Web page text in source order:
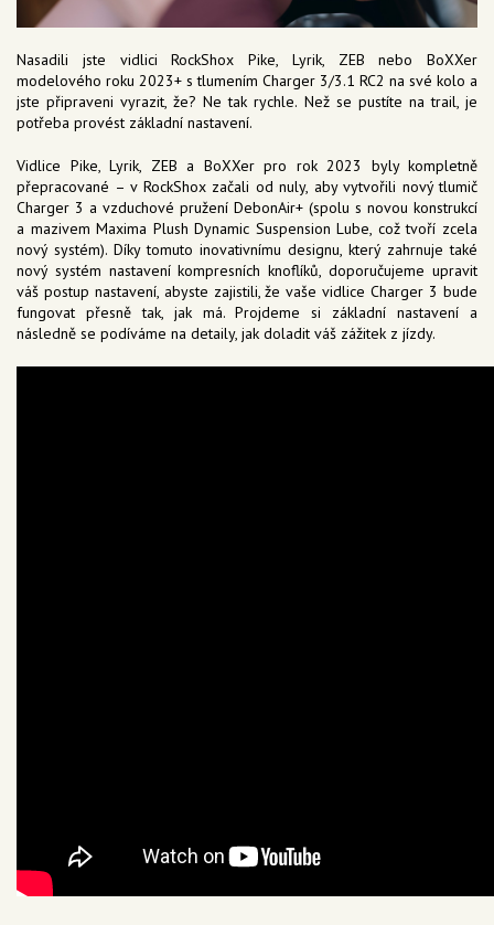
Nasadili jste vidlici RockShox Pike, Lyrik, ZEB nebo BoXXer
modelového roku 2023+ s tlumením Charger 3/3.1 RC2 na své kolo a
jste připraveni vyrazit, že? Ne tak rychle. Než se pustíte na trail, je
potřeba provést základní nastavení.
Vidlice Pike, Lyrik, ZEB a BoXXer pro rok 2023 byly kompletně
přepracované – v RockShox začali od nuly, aby vytvořili nový tlumič
Charger 3 a vzduchové pružení DebonAir+ (spolu s novou konstrukcí
a mazivem Maxima Plush Dynamic Suspension Lube, což tvoří zcela
nový systém). Díky tomuto inovativnímu designu, který zahrnuje také
nový systém nastavení kompresních knoflíků, doporučujeme upravit
váš postup nastavení, abyste zajistili, že vaše vidlice Charger 3 bude
fungovat přesně tak, jak má. Projdeme si základní nastavení a
následně se podíváme na detaily, jak doladit váš zážitek z jízdy.